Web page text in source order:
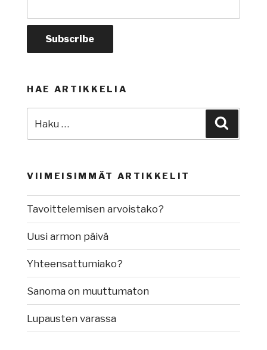
HAE ARTIKKELIA
VIIMEISIMMÄT ARTIKKELIT
Tavoittelemisen arvoistako?
Uusi armon päivä
Yhteensattumiako?
Sanoma on muuttumaton
Lupausten varassa